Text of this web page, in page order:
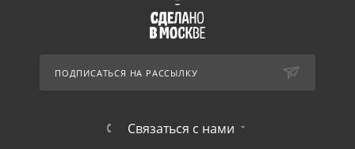
ПОДПИСАТЬСЯ НА РАССЫЛКУ
Связаться с нами